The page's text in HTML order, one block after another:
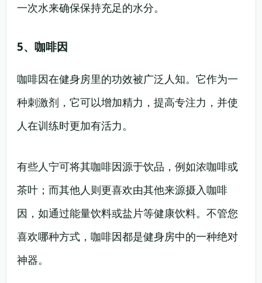
一次水来确保保持充足的水分。
5、咖啡因
咖啡因在健身房里的功效被广泛人知。它作为一
种刺激剂，它可以增加精力，提高专注力，并使
人在训练时更加有活力。
有些人宁可将其咖啡因源于饮品，例如浓咖啡或
茶叶；而其他人则更喜欢由其他来源摄入咖啡
因，如通过能量饮料或盐片等健康饮料。不管您
喜欢哪种方式，咖啡因都是健身房中的一种绝对
神器。